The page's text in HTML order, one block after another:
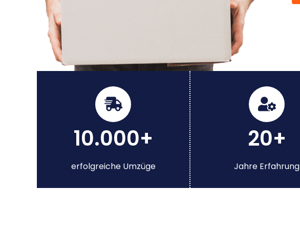
10.000+
erfolgreiche Umzüge
20+
Jahre Erfahrung